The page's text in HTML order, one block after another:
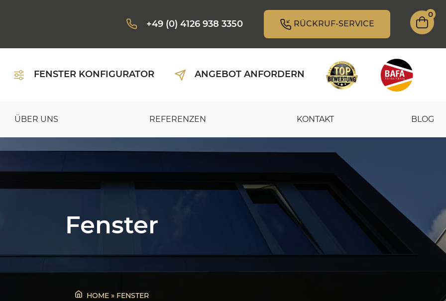
+49 (0) 4126 938 3350 RÜCKRUF-SERVICE
0
FENSTER KONFIGURATOR ANGEBOT ANFORDERN
ÜBER UNS REFERENZEN KONTAKT BLOG
Fenster
HOME» FENSTER